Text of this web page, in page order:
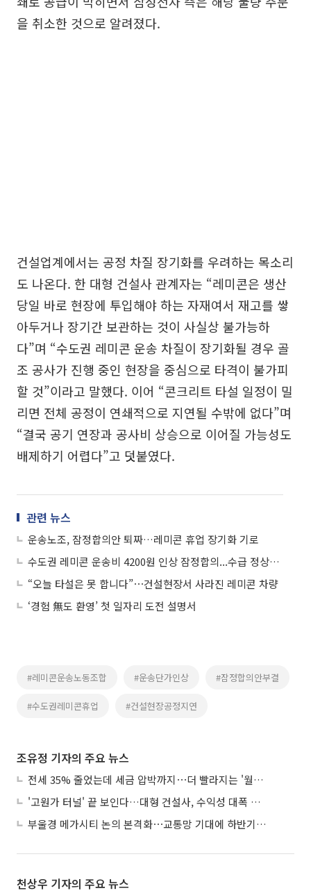
을 취소한 것으로 알려졌다.
건설업계에서는 공정 차질 장기화를 우려하는 목소리
도 나온다. 한 대형 건설사 관계자는 “레미콘은 생산
당일 바로 현장에 투입해야 하는 자재여서 재고를 쌓
아두거나 장기간 보관하는 것이 사실상 불가능하
다”며 “수도권 레미콘 운송 차질이 장기화될 경우 골
조 공사가 진행 중인 현장을 중심으로 타격이 불가피
할 것”이라고 말했다. 이어 “콘크리트 타설 일정이 밀
리면 전체 공정이 연쇄적으로 지연될 수밖에 없다”며
“결국 공기 연장과 공사비 상승으로 이어질 가능성도
배제하기 어렵다”고 덧붙였다.
관련 뉴스
운송노조, 잠정합의안 퇴짜…레미콘 휴업 장기화 기로
수도권 레미콘 운송비 4200원 인상 잠정합의...수급 정상화되나
“오늘 타설은 못 합니다”⋯건설현장서 사라진 레미콘 차량
‘경험 無도 환영’ 첫 일자리 도전 설명서
#레미콘운송노동조합 #운송단가인상 #잠정합의안부결
#수도권레미콘휴업 #건설현장공정지연
조유정 기자의 주요 뉴스
전세 35% 줄었는데 세금 압박까지⋯더 빨라지는 '월세화'
'고원가 터널' 끝 보인다…대형 건설사, 수익성 대폭 개선
부울경 메가시티 논의 본격화⋯교통망 기대에 하반기 분양시장 '주목'
천상우 기자의 주요 뉴스